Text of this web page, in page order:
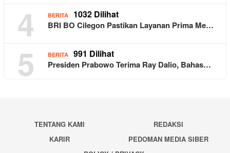
4 BERITA 1032 Dilihat
BRI BO Cilegon Pastikan Layanan Prima Me…
5 BERITA 991 Dilihat
Presiden Prabowo Terima Ray Dalio, Bahas…
TENTANG KAMI
REDAKSI
KARIR
PEDOMAN MEDIA SIBER